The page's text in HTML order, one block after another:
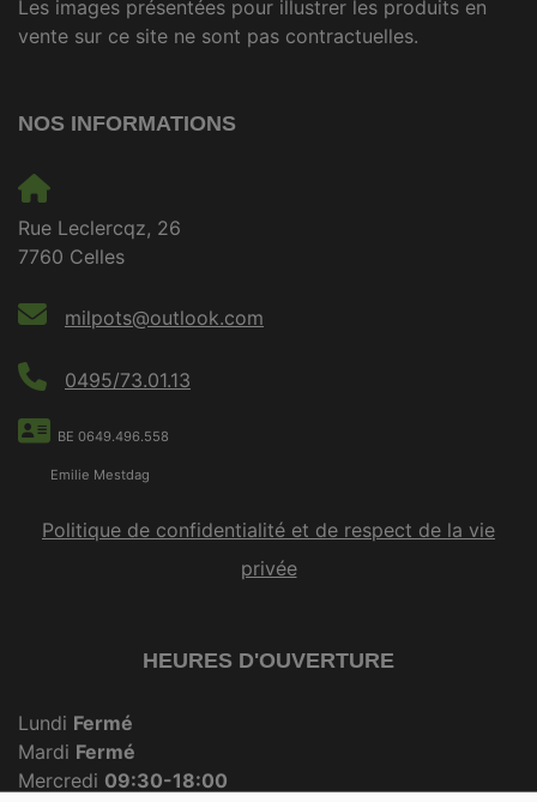
Les images présentées pour illustrer les produits en
vente sur ce site ne sont pas contractuelles.
NOS INFORMATIONS
Rue Leclercqz, 26
7760 Celles
milpots@outlook.com
0495/73.01.13
BE 0649.496.558
Emilie Mestdag
Politique de confidentialité et de respect de la vie
privée
HEURES D'OUVERTURE
Lundi Fermé
Mardi Fermé
Mercredi 09:30-18:00